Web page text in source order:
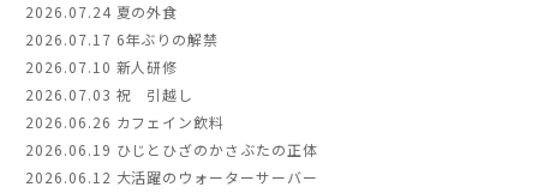
2026.07.24 夏の外食
2026.07.17 6年ぶりの解禁
2026.07.10 新人研修
2026.07.03 祝 引越し
2026.06.26 カフェイン飲料
2026.06.19 ひじとひざのかさぶたの正体
2026.06.12 大活躍のウォーターサーバー